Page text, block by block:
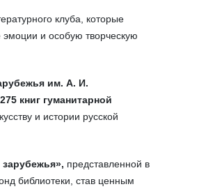
клуба, которые
эмоции и особую творческую
им. А. И.
книг гуманитарной
и истории русской
представленной в
библиотеки, став ценным